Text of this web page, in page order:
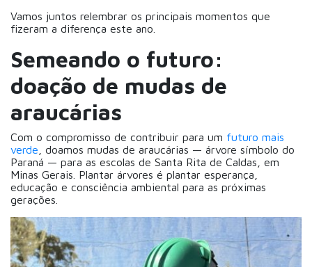
Vamos juntos relembrar os principais momentos que
fizeram a diferença este ano.
Semeando o futuro:
doação de mudas de
araucárias
Com o compromisso de contribuir para um futuro mais
verde , doamos mudas de araucárias — árvore símbolo do
Paraná — para as escolas de Santa Rita de Caldas, em
Minas Gerais. Plantar árvores é plantar esperança,
educação e consciência ambiental para as próximas
gerações.